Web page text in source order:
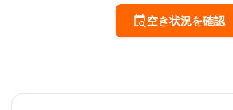
空き状況を確認